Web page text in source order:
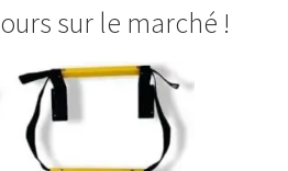
sur le marché !